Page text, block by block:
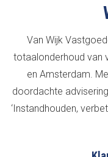
Van Wijk
totaalonderhoud van
en Amsterdam.
doordachte
‘Instandhouden,